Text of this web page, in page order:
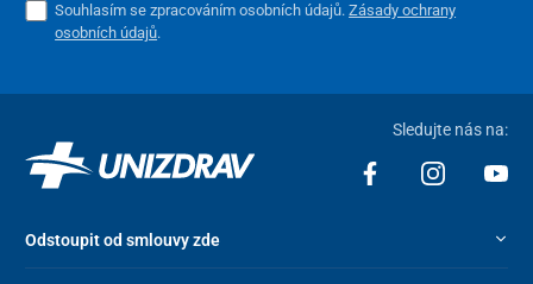
Souhlasím se zpracováním osobních údajů.Zásady ochrany
osobních údajů.
Sledujte nás na:
Odstoupit od smlouvy zde